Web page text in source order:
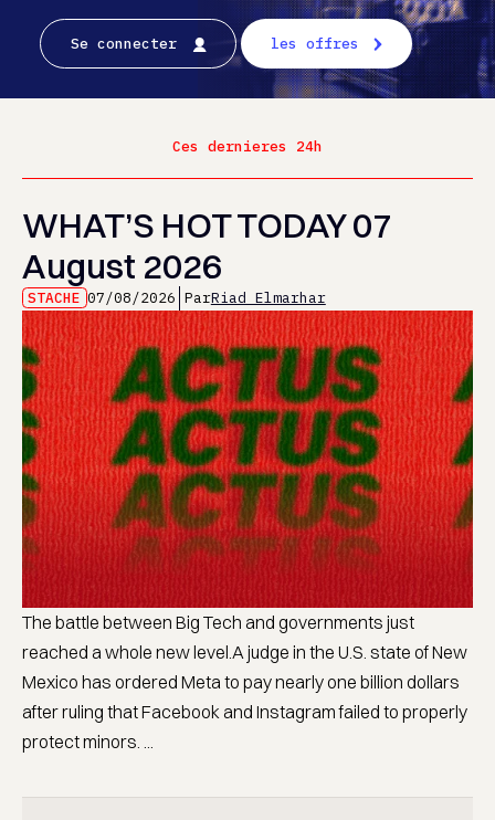
Se connecter les offres
Ces dernieres 24h
WHAT’S HOT TODAY 07
August 2026
STACHE 07/08/2026 ParRiad Elmarhar
The battle between Big Tech and governments just
reached a whole new level.A judge in the U.S. state of New
Mexico has ordered Meta to pay nearly one billion dollars
after ruling that Facebook and Instagram failed to properly
protect minors. ...